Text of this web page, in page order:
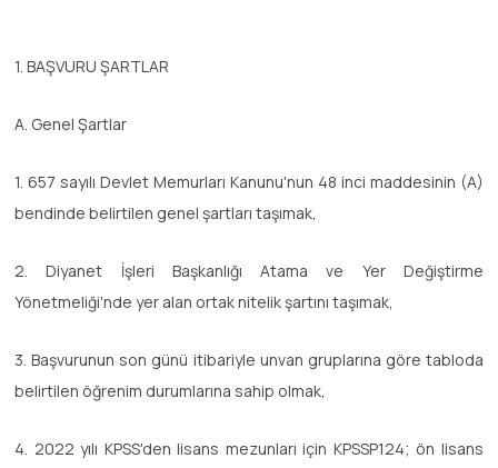
1. BAŞVURU ŞARTLAR
A. Genel Şartlar
1. 657 sayılı Devlet Memurları Kanunu'nun 48 inci maddesinin (A)
bendinde belirtilen genel şartları taşımak,
2. Diyanet İşleri Başkanlığı Atama ve Yer Değiştirme
Yönetmeliği'nde yer alan ortak nitelik şartını taşımak,
3. Başvurunun son günü itibariyle unvan gruplarına göre tabloda
belirtilen öğrenim durumlarına sahip olmak,
4. 2022 yılı KPSS'den lisans mezunları için KPSSP124; ön lisans